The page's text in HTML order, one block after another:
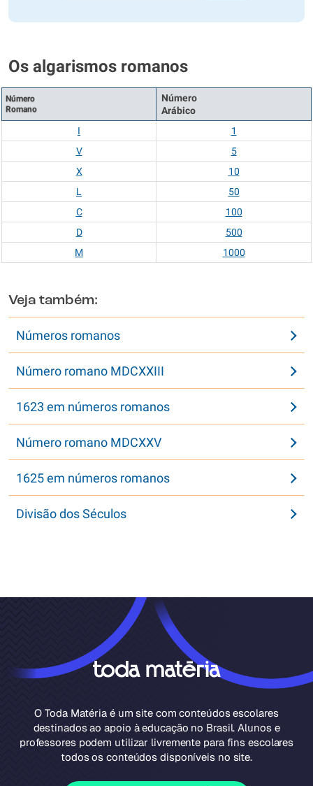
Os algarismos romanos
Número
Romano
Número
Arábico
I
1
V
5
X
10
L
50
C
100
D
500
M
1000
Veja também:
Números romanos
Número romano MDCXXIII
1623 em números romanos
Número romano MDCXXV
1625 em números romanos
Divisão dos Séculos
O Toda Matéria é um site com conteúdos escolares
destinados ao apoio à educação no Brasil. Alunos e
professores podem utilizar livremente para fins escolares
todos os conteúdos disponíveis no site.